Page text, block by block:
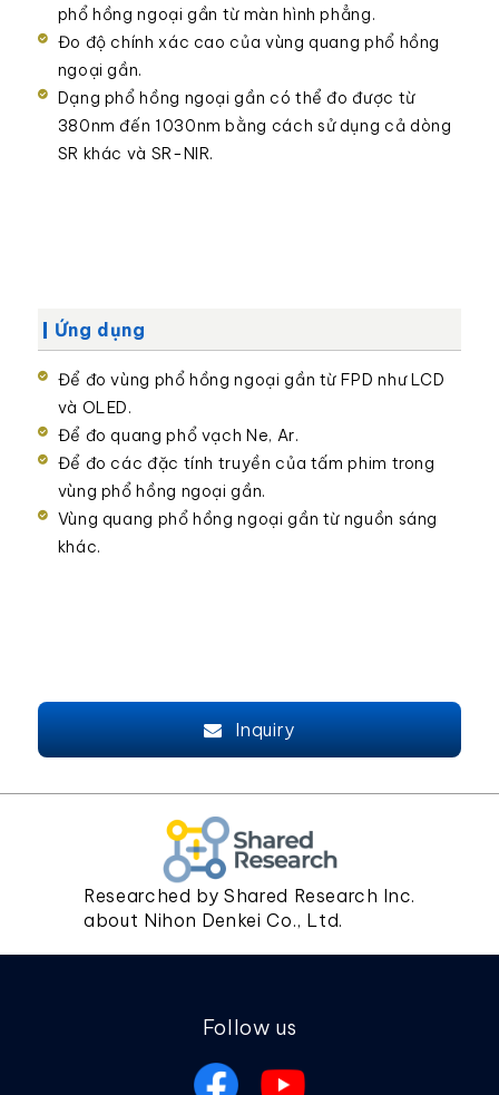
phổ hồng ngoại gần từ màn hình phẳng.
Đo độ chính xác cao của vùng quang phổ hồng
ngoại gần.
Dạng phổ hồng ngoại gần có thể đo được từ
380nm đến 1030nm bằng cách sử dụng cả dòng
SR khác và SR-NIR.
Ứng dụng
Để đo vùng phổ hồng ngoại gần từ FPD như LCD
và OLED.
Để đo quang phổ vạch Ne, Ar.
Để đo các đặc tính truyền của tấm phim trong
vùng phổ hồng ngoại gần.
Vùng quang phổ hồng ngoại gần từ nguồn sáng
khác.
Inquiry
Researched by Shared Research Inc.
about Nihon Denkei Co., Ltd.
Follow us